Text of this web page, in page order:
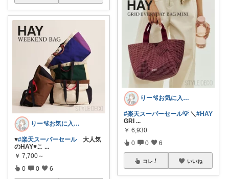
りー🫧お気に入りのある暮らし🧺
♥#楽天スーパーセール大人気
のHAY♥こ ...
￥ 7,700～
0 0 6
りー🫧お気に入りのある暮らし🧺
#楽天スーパーセール💡＼ #HAY
GRI ...
￥ 6,930
0 0 6
コレ いいね